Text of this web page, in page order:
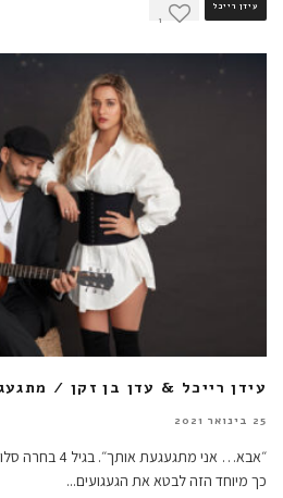
עידן רייכל
1
עידן רייכל & עדן בן זקן /
25 בינואר 2021
״אבא… אני
כך מיוחד הזה לבטא את הגעגועים...